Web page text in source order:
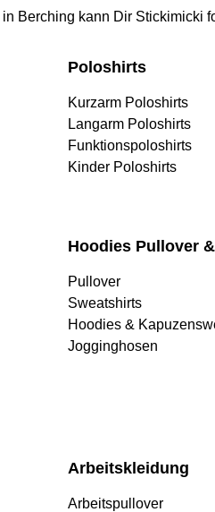
Berching kann Dir Stickimicki
Poloshirts
Kurzarm Poloshirts
Langarm Poloshirts
Funktionspoloshirts
Kinder Poloshirts
Hoodies Pullover
Pullover
Sweatshirts
Hoodies &
Jogginghosen
Arbeitskleidung
Arbeitspullover